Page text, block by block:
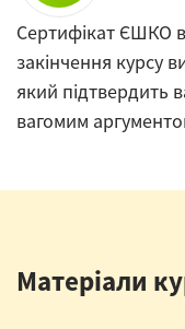
Сертифікат ЄШКО
закінчення курсу
який підтвердить
вагомим
Матеріали